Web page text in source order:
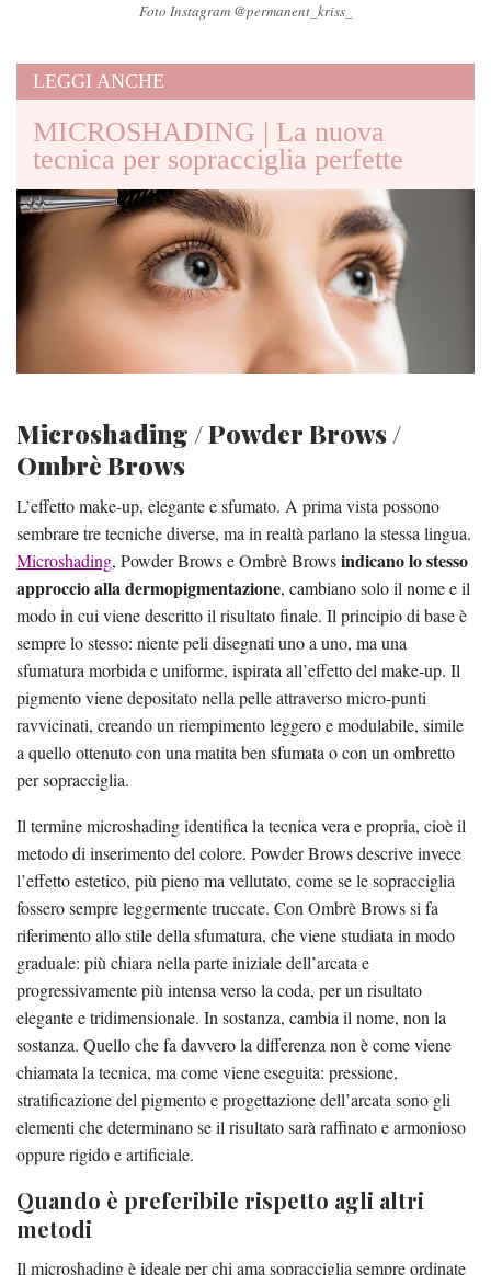
Foto Instagram @permanent_kriss_
LEGGI ANCHE
MICROSHADING | La nuova
tecnica per sopracciglia perfette
Microshading / Powder Brows /
Ombrè Brows
L’effetto make-up, elegante e sfumato. A prima vista possono
sembrare tre tecniche diverse, ma in realtà parlano la stessa lingua.
Microshading, Powder Brows e Ombrè Browsindicano lo stesso
approccio alla dermopigmentazione, cambiano solo il nome e il
modo in cui viene descritto il risultato finale. Il principio di base è
sempre lo stesso: niente peli disegnati uno a uno, ma una
sfumatura morbida e uniforme, ispirata all’effetto del make-up. Il
pigmento viene depositato nella pelle attraverso micro-punti
ravvicinati, creando un riempimento leggero e modulabile, simile
a quello ottenuto con una matita ben sfumata o con un ombretto
per sopracciglia.
Il termine microshading identifica la tecnica vera e propria, cioè il
metodo di inserimento del colore. Powder Brows descrive invece
l’effetto estetico, più pieno ma vellutato, come se le sopracciglia
fossero sempre leggermente truccate. Con Ombrè Brows si fa
riferimento allo stile della sfumatura, che viene studiata in modo
graduale: più chiara nella parte iniziale dell’arcata e
progressivamente più intensa verso la coda, per un risultato
elegante e tridimensionale. In sostanza, cambia il nome, non la
sostanza. Quello che fa davvero la differenza non è come viene
chiamata la tecnica, ma come viene eseguita: pressione,
stratificazione del pigmento e progettazione dell’arcata sono gli
elementi che determinano se il risultato sarà raffinato e armonioso
oppure rigido e artificiale.
Quando è preferibile rispetto agli altri
metodi
Il microshading è ideale per chi ama sopracciglia sempre ordinate